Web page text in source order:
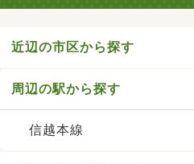
近辺の市区から探す
周辺の駅から探す
信越本線